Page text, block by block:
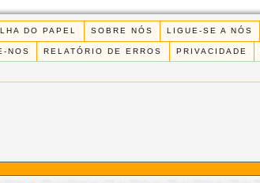
DO PAPEL SOBRE NÓS LIGUE-SE A NÓS
NOS RELATÓRIO DE ERROS PRIVACIDADE